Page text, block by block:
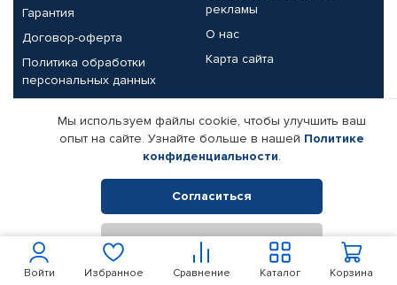
Войти Избранное Сравнение Корзина
Каталог
Гарантия
Договор-оферта
Политика обработки
персональных данных
рекламы
О нас
Карта сайта
Партнерам
Корпоративным клиентам
Поставщикам
Реквизиты компании
© КАМАЗ ЦЕНТР ДОНЕЦК, 2015-2026. Все права защищены.
Интернет-магазин автомобильных товаров Автопрофи.
Мы используем файлы cookie, чтобы улучшить ваш
опыт на сайте. Узнайте больше в нашей Политике
конфиденциальности.
Согласиться
Отклонить